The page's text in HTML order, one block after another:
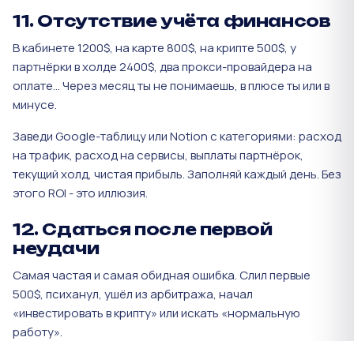
11. Отсутствие учёта финансов
В кабинете 1200$, на карте 800$, на крипте 500$, у
партнёрки в холде 2400$, два прокси-провайдера на
оплате... Через месяц ты не понимаешь, в плюсе ты или в
минусе.
Заведи Google-таблицу или Notion с категориями: расход
на трафик, расход на сервисы, выплаты партнёрок,
текущий холд, чистая прибыль. Заполняй каждый день. Без
этого ROI - это иллюзия.
12. Сдаться после первой
неудачи
Самая частая и самая обидная ошибка. Слил первые
500$, психанул, ушёл из арбитража, начал
«инвестировать в крипту» или искать «нормальную
работу».